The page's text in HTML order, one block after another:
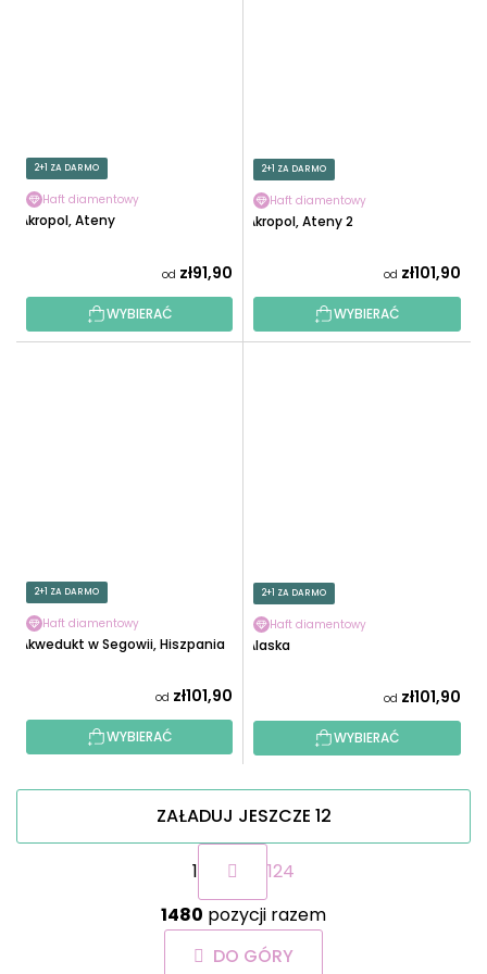
2+1 ZA DARMO
Haft diamentowy
Akropol, Ateny
od zł91,90
WYBIERAĆ
2+1 ZA DARMO
Haft diamentowy
Akropol, Ateny 2
od zł101,90
WYBIERAĆ
2+1 ZA DARMO
Haft diamentowy
Akwedukt w Segowii, Hiszpania
od zł101,90
WYBIERAĆ
2+1 ZA DARMO
Haft diamentowy
Alaska
od zł101,90
WYBIERAĆ
K
o
n
ZAŁADUJ JESZCZE 12
P
g
i
n
a
1
124
1480 pozycji razem
DO GÓRY